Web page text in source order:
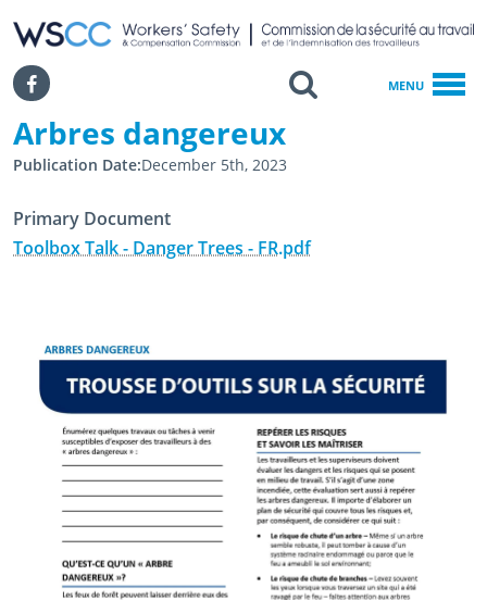
SKIP TO MAIN CONTENT
WSCC | Workers' Safety and Compensation Commission
MENU
Facebook Search
Accueil
Arbres dangereux
Publication Date December 5th, 2023
Primary Document
Toolbox Talk - Danger Trees - FR.pdf